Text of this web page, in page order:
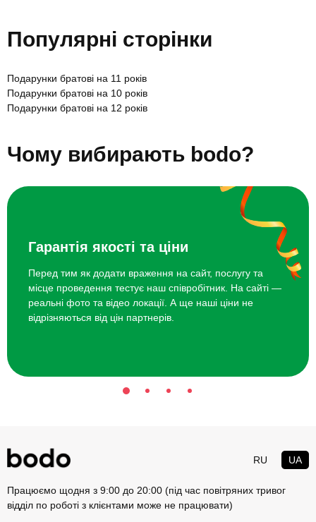
Майстер-клас створення флораріума
Курс вокалу
Курс гри на гітарі 4980 грн
Чайна церемонія 1200 грн
Популярні сторінки
Подарунки братові на 11 років
Подарунки братові на 10 років
Подарунки братові на 12 років
Подарунки братові на 15 років
Подарунки братові на 7 років
Подарунки братові на 8 років
Чому вибирають bodo?
Гарантія якості та ціни
Перед тим як додати враження на сайт, послугу та
місце проведення тестує наш співробітник. На сайті —
реальні фото та відео локації. А ще наші ціни не
відрізняються від цін партнерів.
RU UA
Працюємо щодня з 9:00 до 20:00 (під час повітряних тривог
відділ по роботі з клієнтами може не працювати)